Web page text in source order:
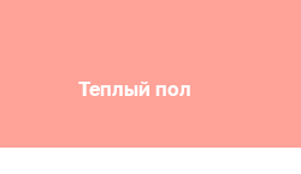
Теплый пол